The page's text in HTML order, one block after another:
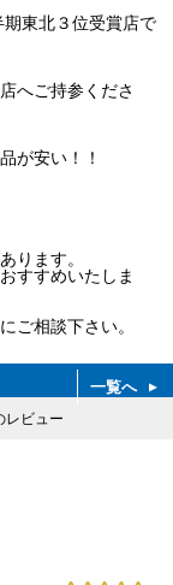
東北３位受賞店で
へご持参くださ
が安い！！
ります。
すすめいたしま
ご相談下さい。
一覧へ
レビュー